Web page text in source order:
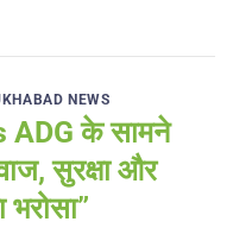
NEWS
ADG के सामने
सुरक्षा और
भरोसा”